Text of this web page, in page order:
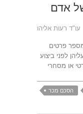
אדם
עו"ד רעות אליהו
פרטים
לפני ביצוע
או מסחרי
הסכם מכר